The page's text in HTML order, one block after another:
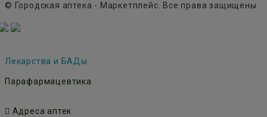
© Городская аптека - Маркетплейс. Все права защищены
Лекарства и БАДы
Парафармацевтика
Адреса аптек